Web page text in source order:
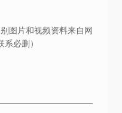
图片和视频资料来自网
必删）